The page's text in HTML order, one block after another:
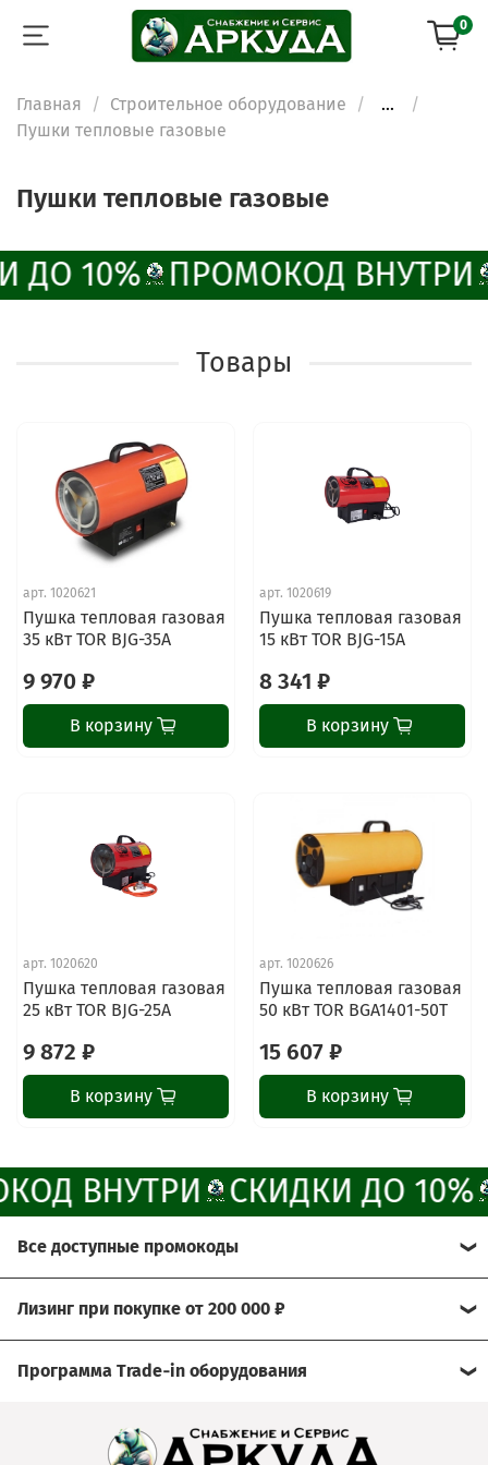
0
Главная Строительное оборудование
...
Пушки тепловые газовые
Пушки тепловые газовые
ДО 10% ПРОМОКОД ВНУТРИ
Товары
арт. 1020621
Пушка тепловая газовая
35 кВт TOR BJG-35A
9 970 ₽
В корзину
арт. 1020619
Пушка тепловая газовая
15 кВт TOR BJG-15A
8 341 ₽
В корзину
арт. 1020620
Пушка тепловая газовая
25 кВт TOR BJG-25A
9 872 ₽
В корзину
арт. 1020626
Пушка тепловая газовая
50 кВт TOR BGA1401-50T
15 607 ₽
В корзину
ВНУТРИ СКИДКИ ДО 10%
Все доступные промокоды
Мы рады предложить Вам возможность
воспользоваться нашими эксклюзивными
получите скидку до 10%.
Лизинг при покупке от 200 000 ₽
- предварительное решение можно узнать
Программа Trade‑in оборудования
зачтём при покупке нового!
online
мессенджер!
Написать менеджеру в MAX
Отдел продаж и сервис
Позвонить
Группа Вконтакте
Канал MAX